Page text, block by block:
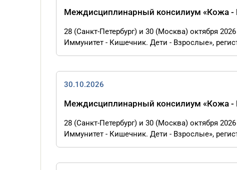
Междисциплинарный консилиум «Кожа -
28 (Санкт-Петербург) и 30 (Москва) октября
Иммунитет - Кишечник. Дети - Взрослые»,
30.10.2026
Междисциплинарный консилиум «Кожа -
28 (Санкт-Петербург) и 30 (Москва) октября
Иммунитет - Кишечник. Дети - Взрослые»,